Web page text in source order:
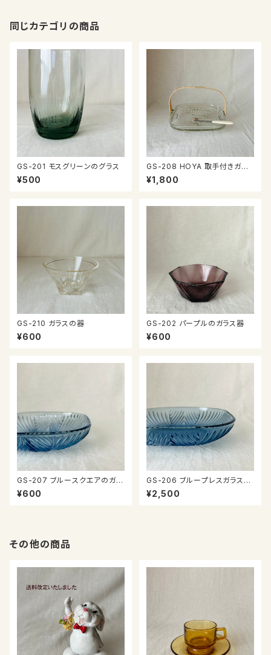
同じカテゴリの商品
GS-201 モスグリーンのグラス
¥500
GS-208 HOYA 取手付きガラ
ス皿
¥1,800
GS-210 ガラスの器
¥600
GS-202 パープルのガラス器
¥600
GS-207 ブルースクエアのガラ
ス器
¥600
GS-206 ブループレスガラスの
器
¥2,500
その他の商品